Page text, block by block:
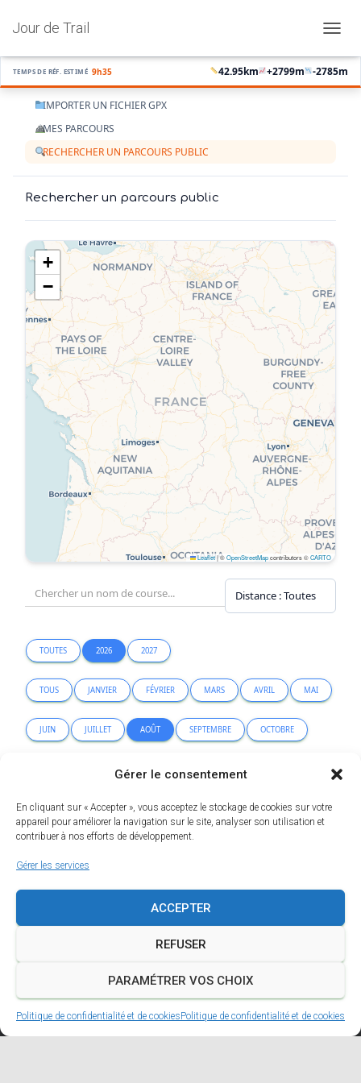
Gérer le consentement
En cliquant sur « Accepter », vous acceptez le stockage de cookies sur votre
appareil pour améliorer la navigation sur le site, analyser son utilisation et
contribuer à nos efforts de développement.
Gérer les services
ACCEPTER
REFUSER
PARAMÉTRER VOS CHOIX
Politique de confidentialité et de cookiesPolitique de confidentialité et de cookies
Jour de Trail
IMPORTER UN FICHIER GPX
MES PARCOURS
RECHERCHER UN PARCOURS PUBLIC
TEMPS DE RÉF. ESTIMÉ 9h35 42.95km +2799m -2785m
Rechercher un parcours public
+
−
Leaflet|©OpenStreetMapcontributors ©CARTO
TOUTES 2026 2027
TOUS JANVIER FÉVRIER MARS AVRIL MAI
JUIN JUILLET AOÛT SEPTEMBRE OCTOBRE
DÉCEMBRE
Erreur lors de la recherche.
A PROPOS MENTIONS LÉGALES